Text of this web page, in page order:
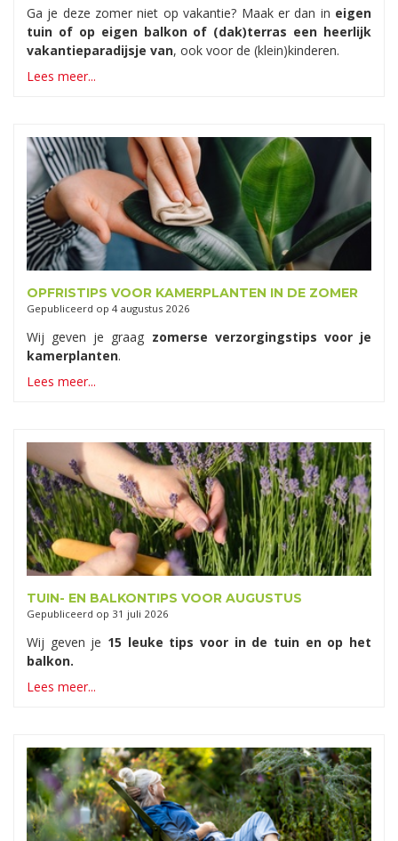
Ga je deze zomer niet op vakantie? Maak er dan in eigen
tuin of op eigen balkon of (dak)terras een heerlijk
vakantieparadijsje van, ook voor de (klein)kinderen.
Lees meer...
OPFRISTIPS VOOR KAMERPLANTEN IN DE ZOMER
Gepubliceerd op 4 augustus 2026
Wij geven je graag zomerse verzorgingstips voor je
kamerplanten.
Lees meer...
TUIN- EN BALKONTIPS VOOR AUGUSTUS
Gepubliceerd op 31 juli 2026
Wij geven je 15 leuke tips voor in de tuin en op het
balkon.
Lees meer...